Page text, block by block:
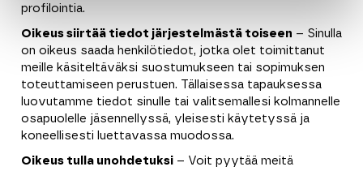
profilointia.
Oikeus siirtää tiedot järjestelmästä toiseen – Sinulla
on oikeus saada henkilötiedot, jotka olet toimittanut
meille käsiteltäväksi suostumukseen tai sopimuksen
toteuttamiseen perustuen. Tällaisessa tapauksessa
luovutamme tiedot sinulle tai valitsemallesi kolmannelle
osapuolelle jäsennellyssä, yleisesti käytetyssä ja
koneellisesti luettavassa muodossa.
Oikeus tulla unohdetuksi – Voit pyytää meitä